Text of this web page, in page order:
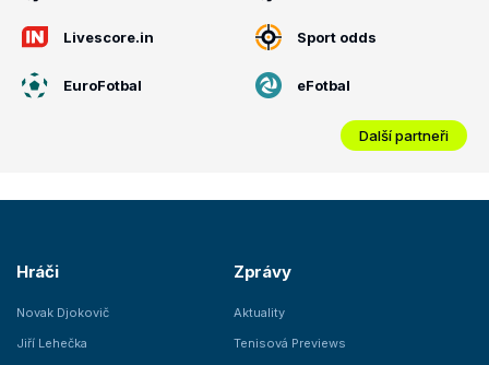
Livescore.in Sport odds
EuroFotbal eFotbal
Další partneři
Hráči
Novak Djokovič
Jiří Lehečka
Zprávy
Aktuality
Tenisová Previews